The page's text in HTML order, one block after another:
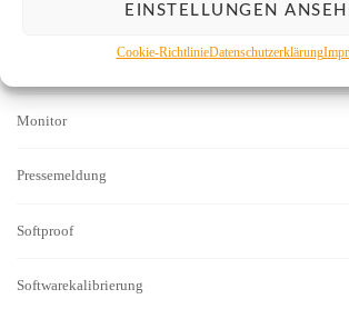
EINSTELLUNGEN
Cookie-RichtlinieDatenschutzerklärung
Menschen vor der Kamera
Monitor
Pressemeldung
Softproof
Softwarekalibrierung